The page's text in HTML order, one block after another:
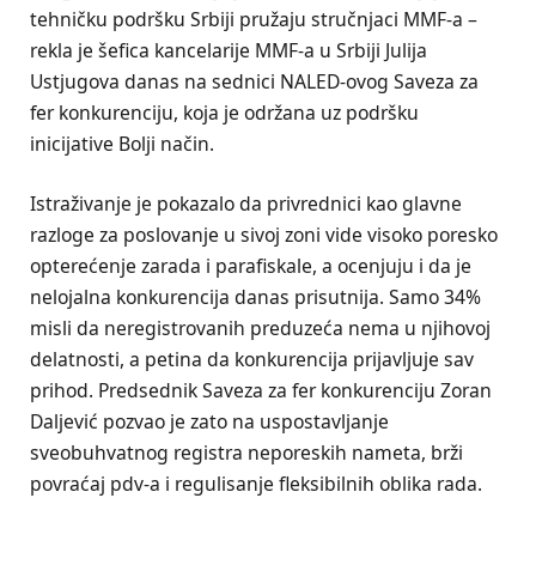
tehničku podršku Srbiji pružaju stručnjaci MMF-a –
rekla je šefica kancelarije MMF-a u Srbiji Julija
Ustjugova danas na sednici NALED-ovog Saveza za
fer konkurenciju, koja je održana uz podršku
inicijative Bolji način.
Istraživanje je pokazalo da privrednici kao glavne
razloge za poslovanje u sivoj zoni vide visoko poresko
opterećenje zarada i parafiskale, a ocenjuju i da je
nelojalna konkurencija danas prisutnija. Samo 34%
misli da neregistrovanih preduzeća nema u njihovoj
delatnosti, a petina da konkurencija prijavljuje sav
prihod. Predsednik Saveza za fer konkurenciju Zoran
Daljević pozvao je zato na uspostavljanje
sveobuhvatnog registra neporeskih nameta, brži
povraćaj pdv-a i regulisanje fleksibilnih oblika rada.